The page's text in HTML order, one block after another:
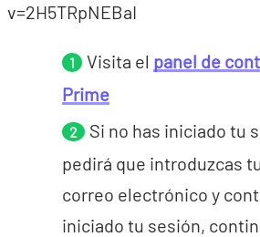
v=2H5TRpNEBaI
Visita el panel de
Prime
Si no has iniciado tu
pedirá que introduzcas
correo electrónico y
iniciado tu sesión,